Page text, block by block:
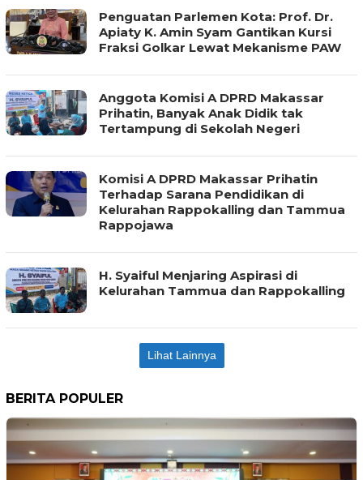
Penguatan Parlemen Kota: Prof. Dr.
Apiaty K. Amin Syam Gantikan Kursi
Fraksi Golkar Lewat Mekanisme PAW
Anggota Komisi A DPRD Makassar
Prihatin, Banyak Anak Didik tak
Tertampung di Sekolah Negeri
Komisi A DPRD Makassar Prihatin
Terhadap Sarana Pendidikan di
Kelurahan Rappokalling dan Tammua
Rappojawa
H. Syaiful Menjaring Aspirasi di
Kelurahan Tammua dan Rappokalling
Lihat Lainnya
BERITA POPULER